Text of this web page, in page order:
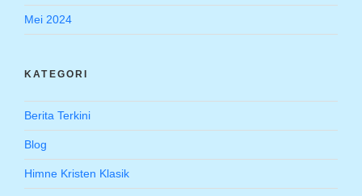
Mei 2024
KATEGORI
Berita Terkini
Blog
Himne Kristen Klasik